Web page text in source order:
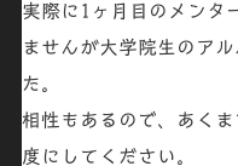
実際に1ヶ月目のメンタ
ませんが大学院生のア
た。
相性もあるので、あく
度にしてください。